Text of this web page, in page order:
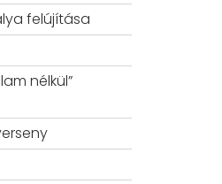
felújítása
nélkül”